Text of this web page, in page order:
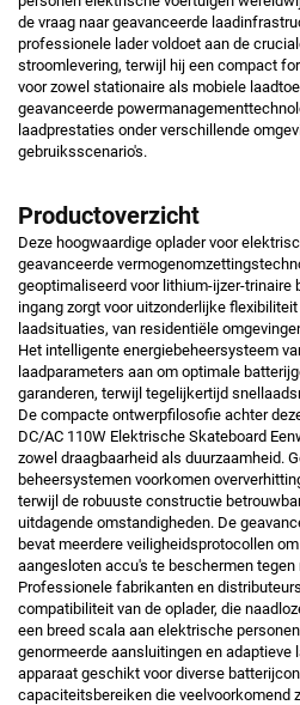
de vraag naar geavanceerde
professionele lader voldoet aan de
stroomlevering, terwijl hij een compact
voor zowel stationaire als mobiele
geavanceerde
laadprestaties onder verschillende
gebruiksscenario's.
Productoverzicht
Deze hoogwaardige oplader voor
geavanceerde
geoptimaliseerd voor lithium-ijzer-trinaire
ingang zorgt voor uitzonderlijke
laadsituaties, van residentiële
Het intelligente energiebeheersysteem
laadparameters aan om optimale
garanderen, terwijl tegelijkertijd
De compacte ontwerpfilosofie achter
DC/AC 110W Elektrische Skateboard
zowel draagbaarheid als duurzaamheid.
beheersystemen voorkomen
terwijl de robuuste constructie
uitdagende omstandigheden. De
bevat meerdere veiligheidsprotocollen
aangesloten accu's te beschermen
Professionele fabrikanten en
compatibiliteit van de oplader, die
een breed scala aan elektrische
genormeerde aansluitingen en adaptieve
apparaat geschikt voor diverse
capaciteitsbereiken die veelvoorkomend